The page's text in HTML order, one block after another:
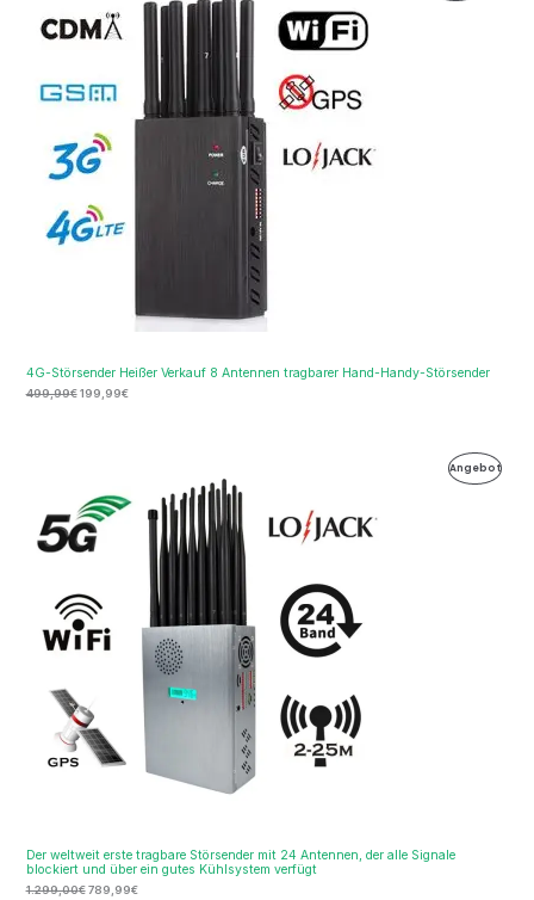
4G-Störsender Heißer Verkauf 8 Antennen tragbarer Hand-Handy-Störsender
499,99€
499,99€
199,99€
ist:
Angebot
Der weltweit erste tragbare Störsender mit 24 Antennen, der alle Signale
blockiert und über ein gutes Kühlsystem verfügt
1.299,00€
1.299,00€
789,99€
789,99€.